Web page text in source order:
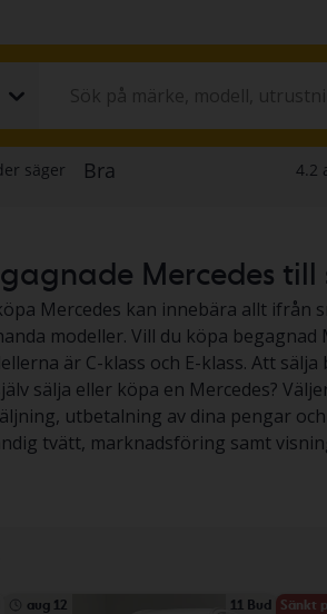
Mercedes
Mercedes kan innebära allt ifrån
modeller. Vill du köpa
är C-klass och E-klass. Att
sälja eller köpa en Mercedes?
utbetalning av dina pengar
tvätt, marknadsföring samt
aug 12 11 Bud Sänkt